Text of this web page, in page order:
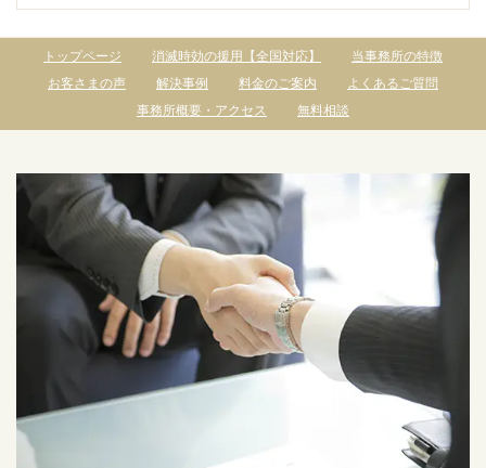
トップページ 消滅時効の援用【全国対応】
当事務所の特徴
お客さまの声
解決事例 料金のご案内
よくあるご質問
事務所概要・アクセス
無料相談